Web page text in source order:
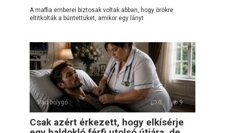
A maffia emberei biztosak voltak abban, hogy örökre
eltitkolták a bűntettüket, amikor egy lányt
Vad bolygó 0 9
Csak azért érkezett, hogy elkísérje